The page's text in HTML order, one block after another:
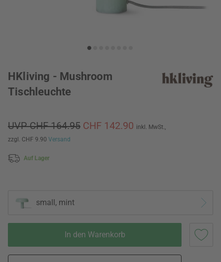
HKliving - Mushroom
Tischleuchte
UVP CHF 164.95 CHF 142.90 inkl. MwSt.,
zzgl. CHF 9.90 Versand
Auf Lager
small, mint
In den Warenkorb